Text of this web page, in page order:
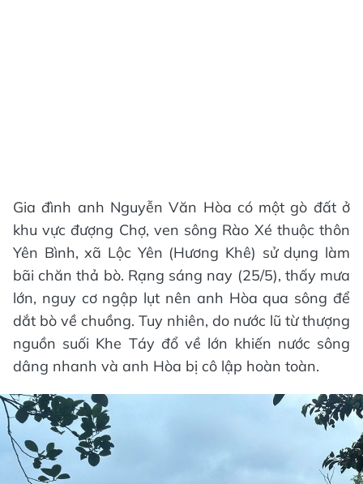
Gia đình anh Nguyễn Văn Hòa có một gò đất ở
khu vực đượng Chợ, ven sông Rào Xé thuộc thôn
Yên Bình, xã Lộc Yên (Hương Khê) sử dụng làm
bãi chăn thả bò. Rạng sáng nay (25/5), thấy mưa
lớn, nguy cơ ngập lụt nên anh Hòa qua sông để
dắt bò về chuồng. Tuy nhiên, do nước lũ từ thượng
nguồn suối Khe Táy đổ về lớn khiến nước sông
dâng nhanh và anh Hòa bị cô lập hoàn toàn.